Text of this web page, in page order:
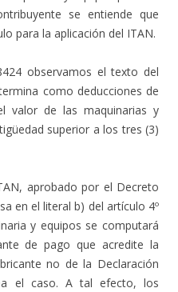
se entiende que
para la aplicación del ITAN.
observamos el texto del
como deducciones de
valor de las maquinarias y
superior a los tres (3)
aprobado por el Decreto
en el literal b) del artículo 4º
y equipos se computará
de pago que acredite la
no de la Declaración
el caso. A tal efecto, los